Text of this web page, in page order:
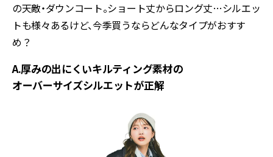
の天敵・ダウンコート。ショート丈からロング丈…シルエッ
トも様々あるけど、今季買うならどんなタイプがおすす
め？
A.厚みの出にくいキルティング素材の
オーバーサイズシルエットが正解